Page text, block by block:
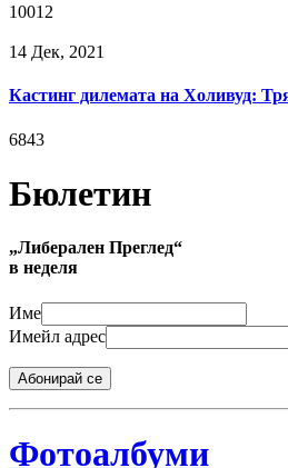
10012
14 Дек, 2021
Кастинг дилемата на Холивуд:
6843
Бюлетин
„Либерален Преглед“
в неделя
Име
Имейл адрес
Абонирай се
Фотоалбуми